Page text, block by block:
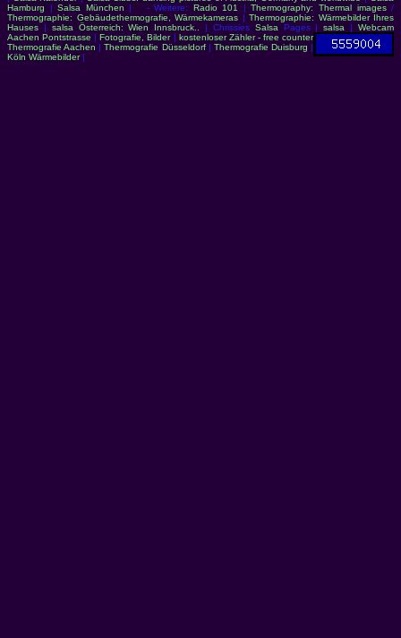
Hamburg |Salsa München | - Weitere: Radio 101 |Thermography: Thermal images/
Thermographie: Gebäudethermografie, Wärmekameras | Thermographie: Wärmebilder Ihres
Hauses | salsa Österreich: Wien Innsbruck.. | Chrissies Salsa Pages |salsa |Webcam
Aachen Pontstrasse |Fotografie, Bilder| kostenloser Zähler - free counter
Thermografie Aachen |Thermografie Düsseldorf| Thermografie Duisburg |
Köln Wärmebilder|